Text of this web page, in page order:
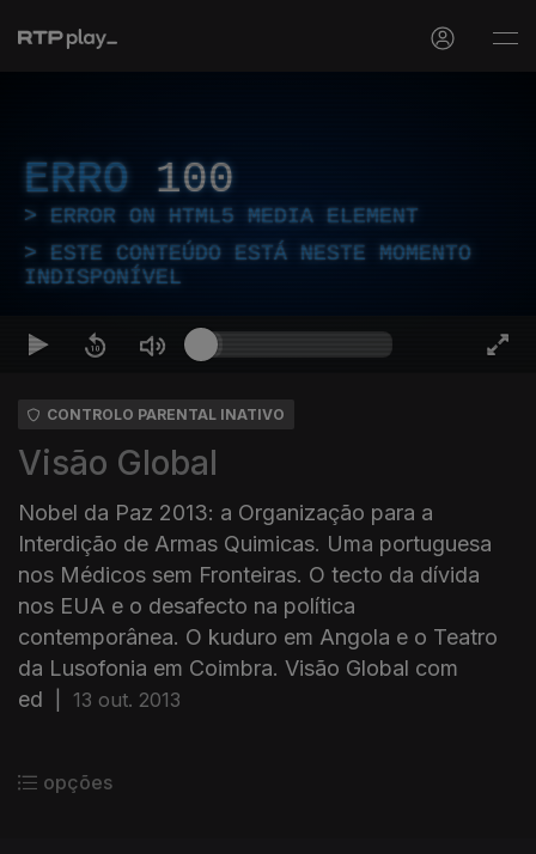
ERRO 100
ERROR ON HTML5 MEDIA ELEMENT
ESTE CONTEÚDO ESTÁ NESTE MOMENTO
INDISPONÍVEL
CONTROLO PARENTAL INATIVO
Visão Global
Nobel da Paz 2013: a Organização para a
Interdição de Armas Quimicas. Uma portuguesa
nos Médicos sem Fronteiras. O tecto da dívida
nos EUA e o desafecto na política
contemporânea. O kuduro em Angola e o Teatro
da Lusofonia em Coimbra. Visão Global com
ed
13 out. 2013
opções